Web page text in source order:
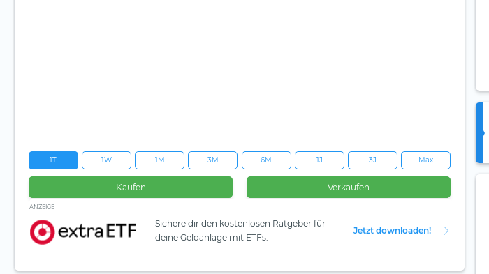
1T 1W 1M 3M 6M 1J 3J Max
Kaufen Verkaufen
ANZEIGE
Sichere dir den kostenlosen Ratgeber für
deine Geldanlage mit ETFs.
Jetzt downloaden!